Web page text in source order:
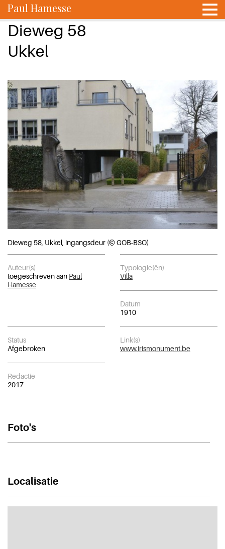
Paul Hamesse
Dieweg 58
Ukkel
Dieweg 58, Ukkel, ingangsdeur (© GOB-BSO)
Auteur(s)
toegeschreven aan Paul
Hamesse
Typologie(ën)
Villa
Datum
1910
Status
Afgebroken
Link(s)
www.irismonument.be
Redactie
2017
Foto's
Localisatie